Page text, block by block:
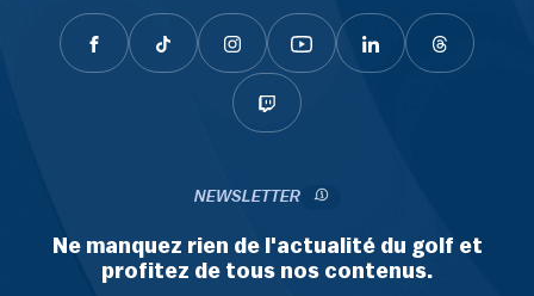
NEWSLETTER
Ne manquez rien de l'actualité du golf et
profitez de tous nos contenus.